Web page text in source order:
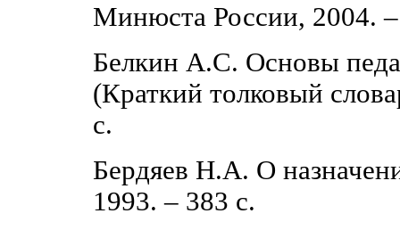
Минюста России, 2004.
Белкин А.С. Основы
(Краткий толковый
с.
Бердяев Н.А. О
1993. ‒ 383 с.